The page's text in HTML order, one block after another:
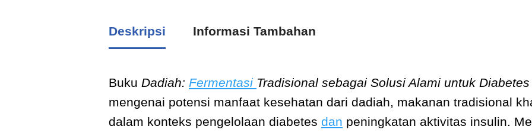
Deskripsi Informasi Tambahan
Buku Dadiah: Fermentasi Tradisional sebagai Solusi Alami untuk
mengenai potensi manfaat kesehatan dari dadiah, makanan tradisional
dalam konteks pengelolaan diabetes dan peningkatan aktivitas insulin.